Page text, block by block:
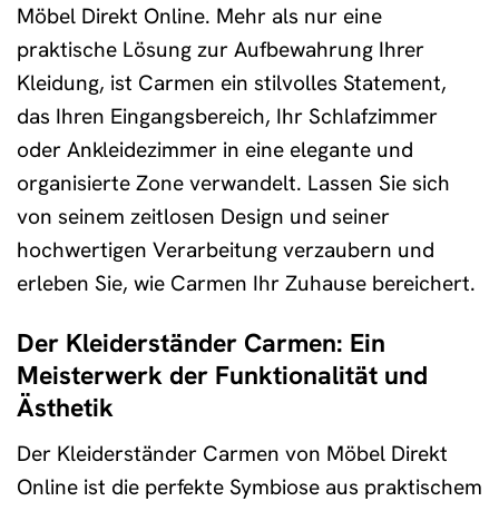
Möbel Direkt Online. Mehr als nur eine
praktische Lösung zur Aufbewahrung Ihrer
Kleidung, ist Carmen ein stilvolles Statement,
das Ihren Eingangsbereich, Ihr Schlafzimmer
oder Ankleidezimmer in eine elegante und
organisierte Zone verwandelt. Lassen Sie sich
von seinem zeitlosen Design und seiner
hochwertigen Verarbeitung verzaubern und
erleben Sie, wie Carmen Ihr Zuhause bereichert.
Der Kleiderständer Carmen: Ein
Meisterwerk der Funktionalität und
Ästhetik
Der Kleiderständer Carmen von Möbel Direkt
Online ist die perfekte Symbiose aus praktischem